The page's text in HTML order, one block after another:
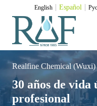
English Español
Realfine Chemical
30 años de
profesional